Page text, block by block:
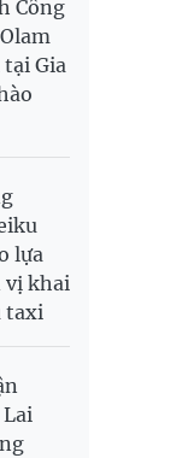
333.06
7,248.34
2,815.47
26,430
Công
Gia
lựa
vị khai
taxi